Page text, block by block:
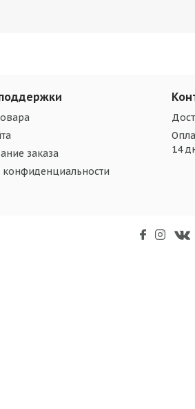
заказа
конфиденциальности
14